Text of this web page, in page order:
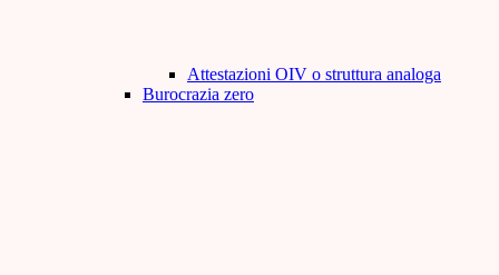
Attestazioni OIV o struttura analoga
Burocrazia zero